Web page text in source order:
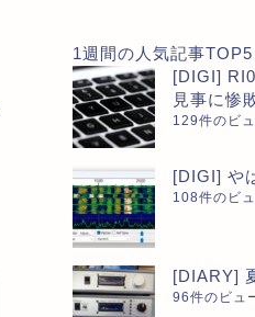
1週間の人気記事TOP5
[DIGI]
見事に惨
129件のビ
[DIGI] や
108件のビ
[DIARY]
96件のビュ